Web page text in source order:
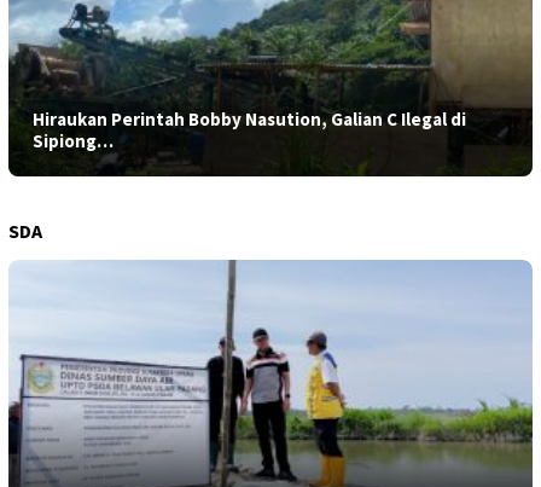
Hiraukan Perintah Bobby Nasution, Galian C Ilegal di
Sipiong…
SDA